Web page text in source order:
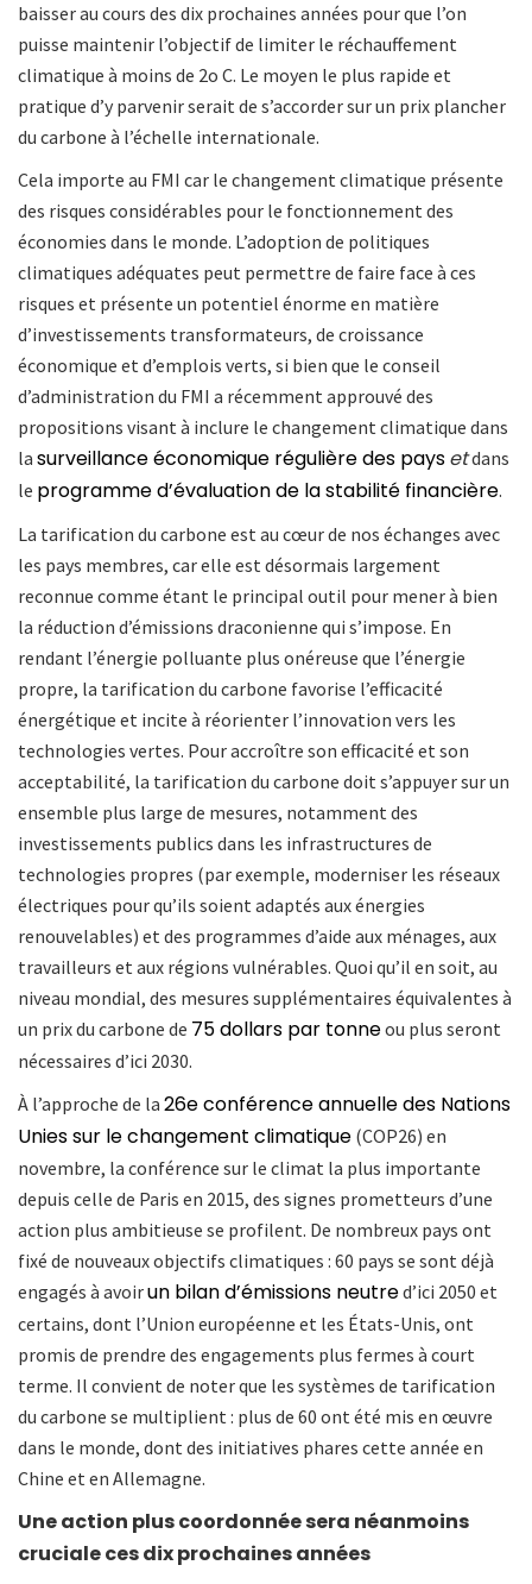
baisser au cours des dix prochaines années pour que l’on
puisse maintenir l’objectif de limiter le réchauffement
climatique à moins de 2o C. Le moyen le plus rapide et
pratique d’y parvenir serait de s’accorder sur un prix plancher
du carbone à l’échelle internationale.
Cela importe au FMI car le changement climatique présente
des risques considérables pour le fonctionnement des
économies dans le monde. L’adoption de politiques
climatiques adéquates peut permettre de faire face à ces
risques et présente un potentiel énorme en matière
d’investissements transformateurs, de croissance
économique et d’emplois verts, si bien que le conseil
d’administration du FMI a récemment approuvé des
propositions visant à inclure le changement climatique dans
la surveillance économique régulière des paysetdans
le programme d’évaluation de la stabilité financière.
La tarification du carbone est au cœur de nos échanges avec
les pays membres, car elle est désormais largement
reconnue comme étant le principal outil pour mener à bien
la réduction d’émissions draconienne qui s’impose. En
rendant l’énergie polluante plus onéreuse que l’énergie
propre, la tarification du carbone favorise l’efficacité
énergétique et incite à réorienter l’innovation vers les
technologies vertes. Pour accroître son efficacité et son
acceptabilité, la tarification du carbone doit s’appuyer sur un
ensemble plus large de mesures, notamment des
investissements publics dans les infrastructures de
technologies propres (par exemple, moderniser les réseaux
électriques pour qu’ils soient adaptés aux énergies
renouvelables) et des programmes d’aide aux ménages, aux
travailleurs et aux régions vulnérables. Quoi qu’il en soit, au
niveau mondial, des mesures supplémentaires équivalentes à
un prix du carbone de 75 dollars par tonneou plus seront
nécessaires d’ici 2030.
À l’approche de la 26e conférence annuelle des Nations
Unies sur le changement climatique (COP26) en
novembre, la conférence sur le climat la plus importante
depuis celle de Paris en 2015, des signes prometteurs d’une
action plus ambitieuse se profilent. De nombreux pays ont
fixé de nouveaux objectifs climatiques : 60 pays se sont déjà
engagés à avoirun bilan d’émissions neutred’ici 2050 et
certains, dont l’Union européenne et les États-Unis, ont
promis de prendre des engagements plus fermes à court
terme. Il convient de noter que les systèmes de tarification
du carbone se multiplient : plus de 60 ont été mis en œuvre
dans le monde, dont des initiatives phares cette année en
Chine et en Allemagne.
Une action plus coordonnée sera néanmoins
cruciale ces dix prochaines années